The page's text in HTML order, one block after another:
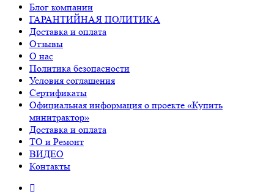
Блог компании
ГАРАНТИЙНАЯ ПОЛИТИКА
Доставка и оплата
Отзывы
О нас
Политика безопасности
Условия соглашения
Сертификаты
Официальная информация о проекте «Купить
минитрактор»
Доставка и оплата
ТО и Ремонт
ВИДЕО
Контакты